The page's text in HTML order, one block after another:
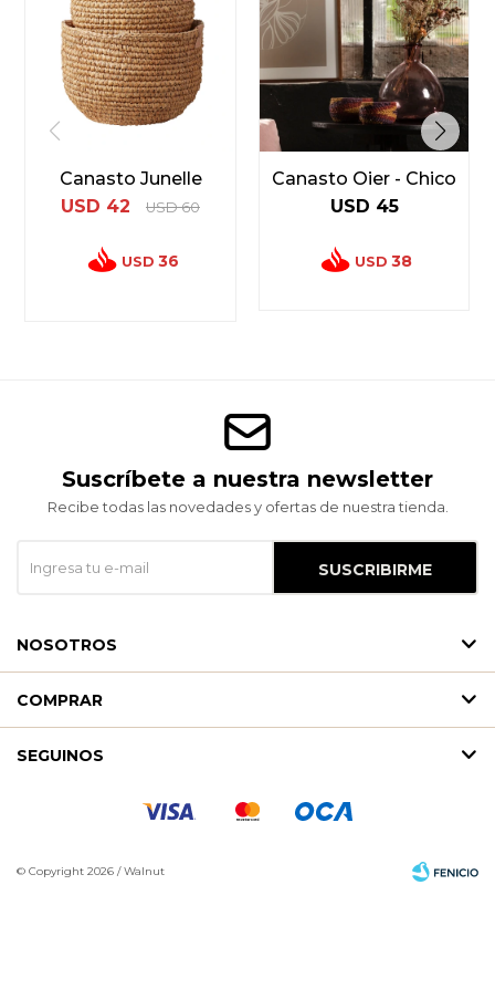
Canasto Junelle
USD 42 USD 60
USD 36
Canasto Oier - Chico
USD 45
USD 38
Suscríbete a nuestra newsletter
Recibe todas las novedades y ofertas de nuestra tienda.
SUSCRIBIRME
NOSOTROS
COMPRAR
SEGUINOS
© Copyright 2026 / Walnut